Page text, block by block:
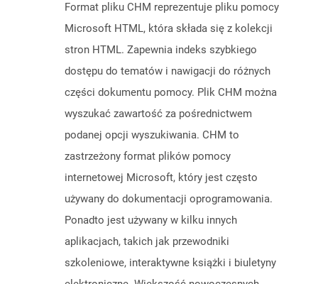
Format pliku CHM reprezentuje pliku pomocy
Microsoft HTML, która składa się z kolekcji
stron HTML. Zapewnia indeks szybkiego
dostępu do tematów i nawigacji do różnych
części dokumentu pomocy. Plik CHM można
wyszukać zawartość za pośrednictwem
podanej opcji wyszukiwania. CHM to
zastrzeżony format plików pomocy
internetowej Microsoft, który jest często
używany do dokumentacji oprogramowania.
Ponadto jest używany w kilku innych
aplikacjach, takich jak przewodniki
szkoleniowe, interaktywne książki i biuletyny